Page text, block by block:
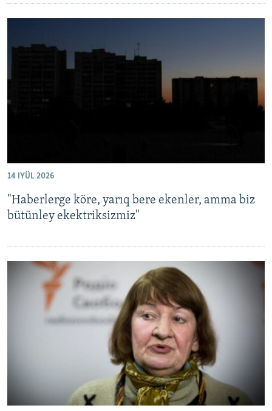
14 IYÜL 2026
"Haberlerge köre, yarıq bere ekenler, amma biz
bütünley ekektriksizmiz"